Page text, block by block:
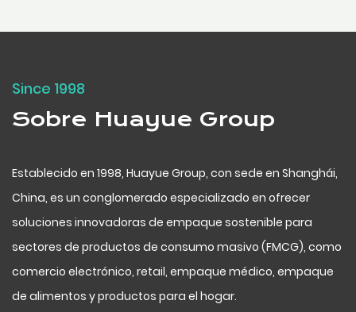
Since 1998
Sobre Huayue Group
Establecido en 1998, Huayue Group, con sede en Shanghái,
China, es un conglomerado especializado en ofrecer
soluciones innovadoras de empaque sostenible para
sectores de productos de consumo masivo (FMCG), como
comercio electrónico, retail, empaque médico, empaque
de alimentos y productos para el hogar.